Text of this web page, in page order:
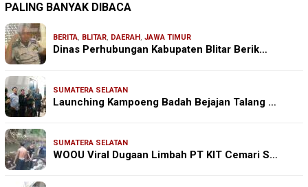
PALING BANYAK DIBACA
BERITA, BLITAR, DAERAH , JAWA TIMUR
Dinas Perhubungan Kabupaten Blitar Berik…
SUMATERA SELATAN
Launching Kampoeng Badah Bejajan Talang …
SUMATERA SELATAN
WOOU Viral Dugaan Limbah PT KIT Cemari S…